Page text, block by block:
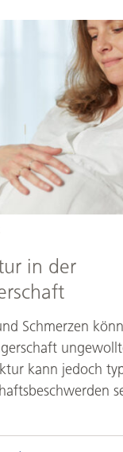
in der
Schmerzen
kann jedoch